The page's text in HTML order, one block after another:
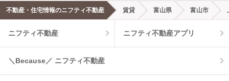
エアコンあり 都市ガス
温水洗浄便座 オートロック
コンロ2口以上
不動産・住宅情報のニフティ不動産 賃貸 富山県 富山市
ニフティ不動産 ニフティ不動産アプリ
＼Because／ ニフティ不動産